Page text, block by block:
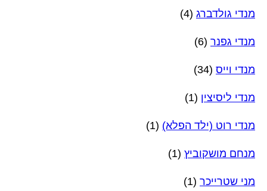
מנדי גולדברג (4)
מנדי גפנר (6)
מנדי וייס (34)
מנדי ליסיצין (1)
מנדי רוט (ילד הפלא) (1)
מנחם מושקוביץ (1)
מני שטרייכר (1)